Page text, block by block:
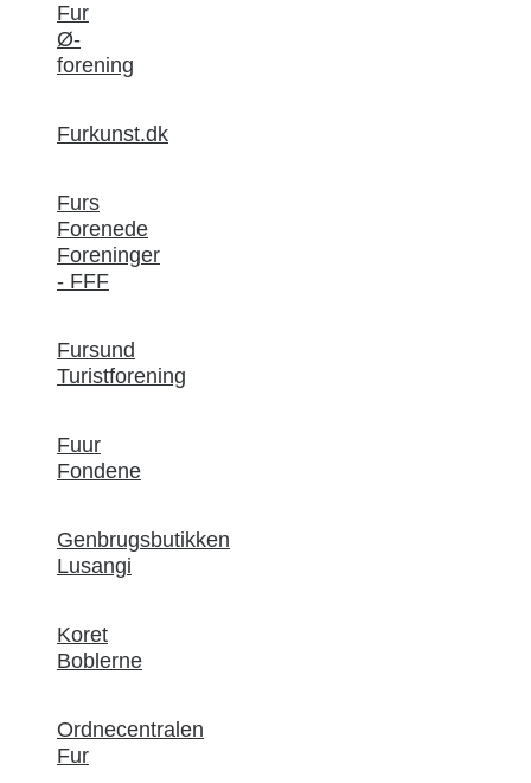
Fur
Ø-
forening
Furkunst.dk
Furs
Forenede
Foreninger
- FFF
Fursund
Turistforening
Fuur
Fondene
Genbrugsbutikken
Lusangi
Koret
Boblerne
Ordnecentralen
Fur